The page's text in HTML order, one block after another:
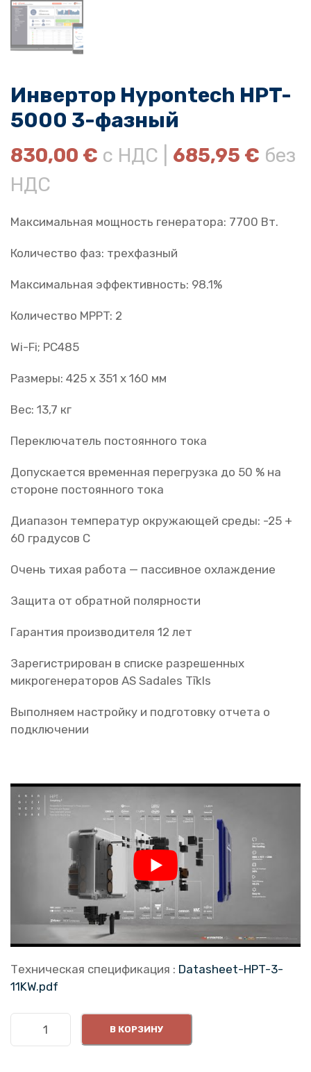
Инвертор Hypontech HPT-
5000 3-фазный
830,00 € с НДС | 685,95 € без
НДС
Максимальная мощность генератора: 7700 Вт.
Количество фаз: трехфазный
Максимальная эффективность: 98.1%
Количество MPPT: 2
Wi-Fi; РС485
Размеры: 425 х 351 х 160 мм
Вес: 13,7 кг
Переключатель постоянного тока
Допускается временная перегрузка до 50 % на
стороне постоянного тока
Диапазон температур окружающей среды: -25 +
60 градусов С
Очень тихая работа — пассивное охлаждение
Защита от обратной полярности
Гарантия производителя 12 лет
Зарегистрирован в списке разрешенных
микрогенераторов AS Sadales Tīkls
Выполняем настройку и подготовку отчета о
подключении
Техническая спецификация : Datasheet-HPT-3-
11KW.pdf
В КОРЗИНУ